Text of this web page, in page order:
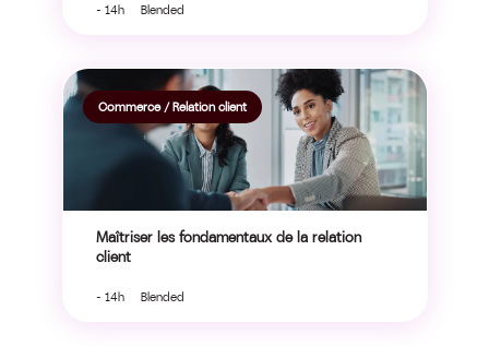
- 14h Blended
Commerce / Relation client
Maîtriser les fondamentaux de la relation
client
- 14h Blended